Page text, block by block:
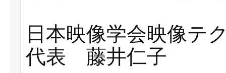
日本映像学会映像テ
代表 藤井仁子